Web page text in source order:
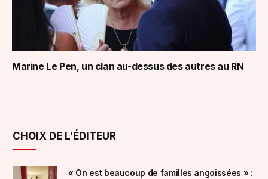
Marine Le Pen, un clan au-dessus des autres au RN
CHOIX DE L'ÉDITEUR
« On est beaucoup de familles angoissées » :